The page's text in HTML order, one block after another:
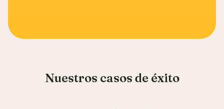
Nuestros casos de éxito